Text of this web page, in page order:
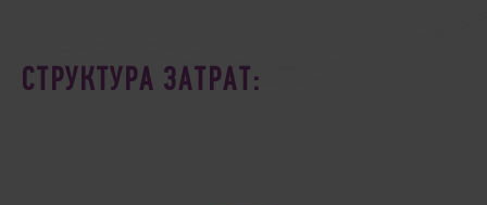
СТРУКТУРА ЗАТРАТ: